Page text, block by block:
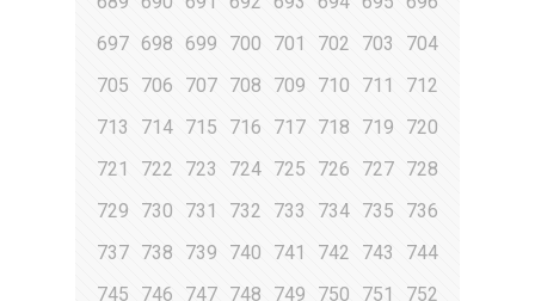
697 698 699 700 701 702 703
704
705
706 707 708 709 710 711
712
713
714 715 716 717 718 719
720
721
722 723 724 725 726 727 728
729
730 731 732 733 734 735
736
737 738 739 740 741 742 743
744
745
746 747 748 749 750 751
752